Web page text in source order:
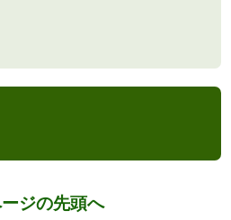
ジの先頭へ